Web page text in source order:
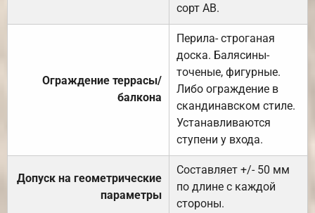
сорт АВ.
Ограждение террасы/
балкона
Перила- строганая
доска. Балясины-
точеные, фигурные.
Либо ограждение в
скандинавском стиле.
Устанавливаются
ступени у входа.
Допуск на геометрические
параметры
Составляет +/- 50 мм
по длине с каждой
стороны.